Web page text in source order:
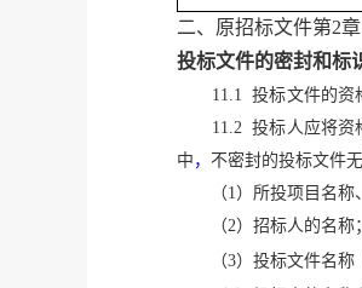
二、原招标文件第2章
投标文件的密封和标
11.1
投标文件的资
11.2 投标人应将资
中 ， 不密封的投标文件
（1）所投项目名称
（2）招标人的名称；
（3）投标文件名称